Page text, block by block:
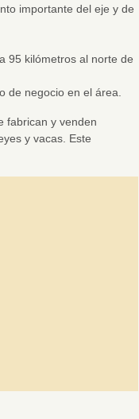
importante del eje y de
95 kilómetros al norte de
de negocio en el área.
fabrican y venden
y vacas. Este